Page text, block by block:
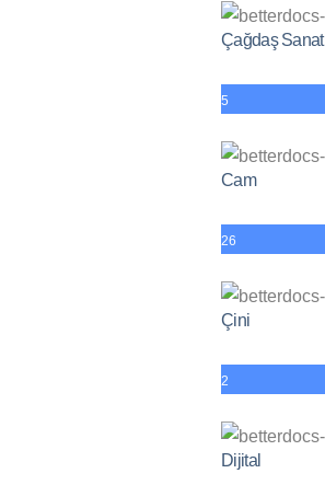
Çağdaş Sanat
5
Cam
26
Çini
2
Dijital